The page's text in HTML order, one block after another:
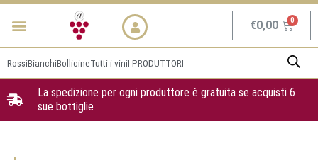
Vai
Menu €0,00
RossiBianchiBollicineTutti i viniI PRODUTTORI
La spedizione per ogni produttore è gratuita se acquisti 6
sue bottiglie